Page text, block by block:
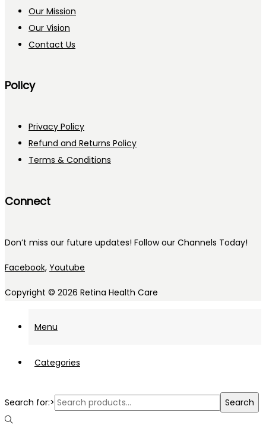
Our Mission
Our Vision
Contact Us
Policy
Privacy Policy
Refund and Returns Policy
Terms & Conditions
Connect
Don’t miss our future updates! Follow our Channels Today!
Facebook, Youtube
Copyright © 2026 Retina Health Care
Menu
Categories
Search for:> Search